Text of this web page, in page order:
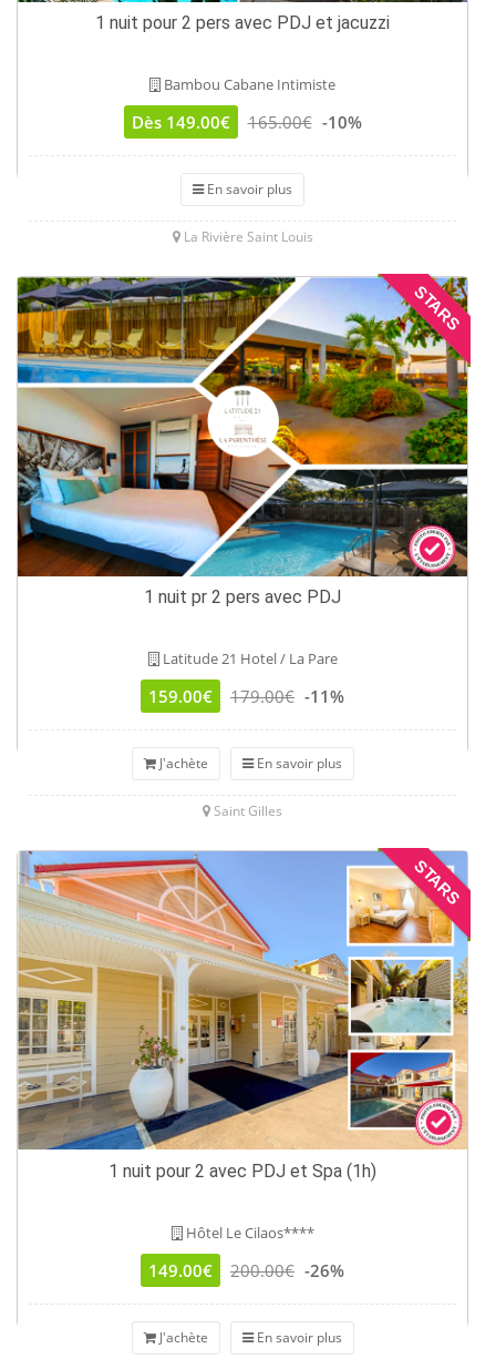
1 nuit pour 2 pers avec PDJ et jacuzzi
Bambou Cabane Intimiste
Dès 149.00€ 165.00€ -10%
En savoir plus
La Rivière Saint Louis
STARS
1 nuit pr 2 pers avec PDJ
Latitude 21 Hotel / La Pare
159.00€ 179.00€ -11%
J'achète En savoir plus
Saint Gilles
STARS
1 nuit pour 2 avec PDJ et Spa (1h)
Hôtel Le Cilaos****
149.00€ 200.00€ -26%
J'achète En savoir plus